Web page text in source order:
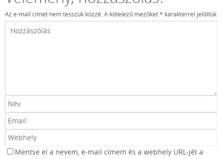
Az e-mail címet nem tesszük közzé.A kötelező mezőket* karakterrel jelöltük
Mentse el a nevem, e-mail címem és a webhely URL-jét a